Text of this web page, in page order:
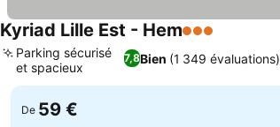
Kyriad Lille Est - Hem3 Étoiles
7,8Bien (1 349 évaluations)
Parking sécurisé
et spacieux
De 59 €